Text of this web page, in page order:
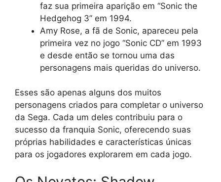
faz sua primeira aparição em “Sonic the
Hedgehog 3” em 1994.
Amy Rose, a fã de Sonic, apareceu pela
primeira vez no jogo “Sonic CD” em 1993
e desde então se tornou uma das
personagens mais queridas do universo.
Esses são apenas alguns dos muitos
personagens criados para completar o universo
da Sega. Cada um deles contribuiu para o
sucesso da franquia Sonic, oferecendo suas
próprias habilidades e características únicas
para os jogadores explorarem em cada jogo.